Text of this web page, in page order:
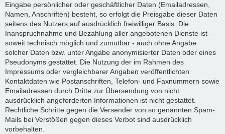
Eingabe persönlicher oder geschäftlicher Daten (Emailadressen,
Namen, Anschriften) besteht, so erfolgt die Preisgabe dieser Daten
seitens des Nutzers auf ausdrücklich freiwilliger Basis. Die
Inanspruchnahme und Bezahlung aller angebotenen Dienste ist -
soweit technisch möglich und zumutbar - auch ohne Angabe
solcher Daten bzw. unter Angabe anonymisierter Daten oder eines
Pseudonyms gestattet. Die Nutzung der im Rahmen des
Impressums oder vergleichbarer Angaben veröffentlichten
Kontaktdaten wie Postanschriften, Telefon- und Faxnummern sowie
Emailadressen durch Dritte zur Übersendung von nicht
ausdrücklich angeforderten Informationen ist nicht gestattet.
Rechtliche Schritte gegen die Versender von so genannten Spam-
Mails bei Verstößen gegen dieses Verbot sind ausdrücklich
vorbehalten.